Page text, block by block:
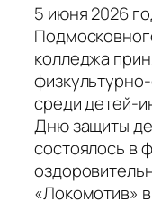
5 июня 2026
колледжа
среди детей-
Дню защиты
состоялось в
«Локомотив»